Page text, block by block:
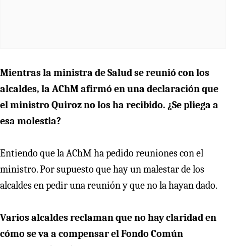
Mientras la ministra de Salud se reunió con los
alcaldes, la AChM afirmó en una declaración que
el ministro Quiroz no los ha recibido. ¿Se pliega a
esa molestia?
Entiendo que la AChM ha pedido reuniones con el
ministro. Por supuesto que hay un malestar de los
alcaldes en pedir una reunión y que no la hayan dado.
Varios alcaldes reclaman que no hay claridad en
cómo se va a compensar el Fondo Común